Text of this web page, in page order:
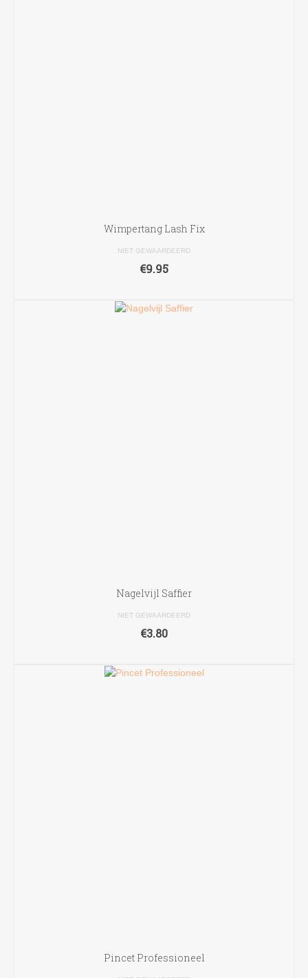
Wimpertang Lash Fix
NIET GEWAARDEERD
€9.95
Nagelvijl Saffier
NIET GEWAARDEERD
€3.80
Pincet Professioneel